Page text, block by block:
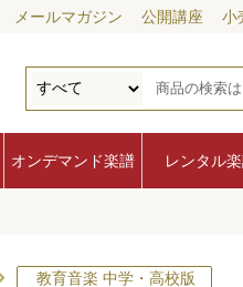
メールマガジン 公開講座 小
オンデマンド楽譜 レンタル
教育音楽 中学・高校版